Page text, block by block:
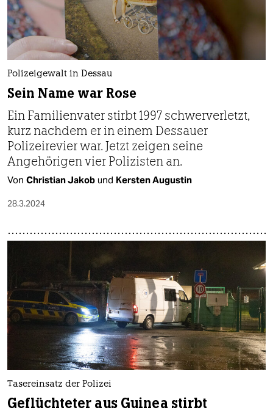
Polizeigewalt in Dessau
Sein Name war Rose
Ein Familienvater stirbt 1997 schwerverletzt,
kurz nachdem er in einem Dessauer
Polizeirevier war. Jetzt zeigen seine
Angehörigen vier Polizisten an.
Von Christian Jakob und Kersten Augustin
28.3.2024
Tasereinsatz der Polizei
Geflüchteter aus Guinea stirbt